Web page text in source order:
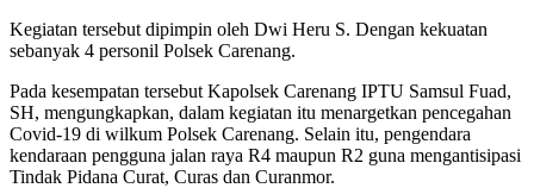
Kegiatan tersebut dipimpin oleh Dwi Heru S. Dengan kekuatan
sebanyak 4 personil Polsek Carenang.
Pada kesempatan tersebut Kapolsek Carenang IPTU Samsul Fuad,
SH, mengungkapkan, dalam kegiatan itu menargetkan pencegahan
Covid-19 di wilkum Polsek Carenang. Selain itu, pengendara
kendaraan pengguna jalan raya R4 maupun R2 guna mengantisipasi
Tindak Pidana Curat, Curas dan Curanmor.